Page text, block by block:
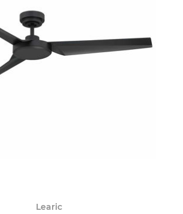
Learic